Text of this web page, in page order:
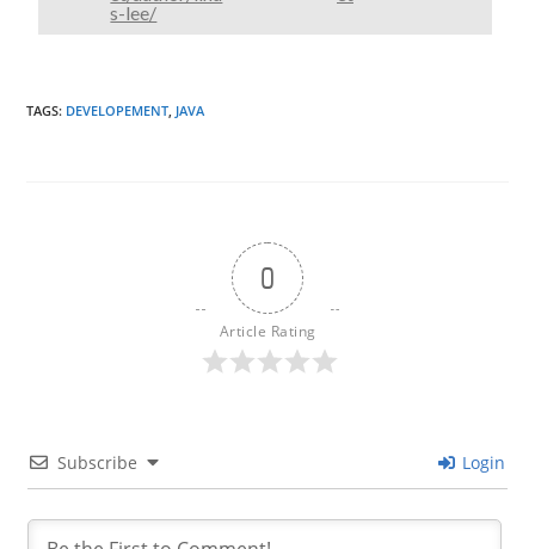
s-lee/
TAGS: DEVELOPEMENT, JAVA
0
Article Rating
Subscribe Login